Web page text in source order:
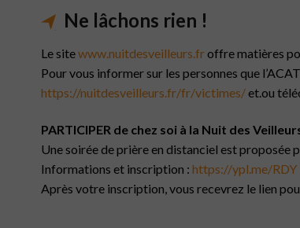
Ne lâchons rien !
Le sitewww.nuitdesveilleurs.froffre matières
Pour vous informer sur les personnes que
https://nuitdesveilleurs.fr/fr/victimes/et.ou
PARTICIPER de chez soi à la Nuit des
Une soirée de prière en distanciel est
Informations et inscription : https://ypl.me/RDY
Après votre inscription, vous recevrez le lien